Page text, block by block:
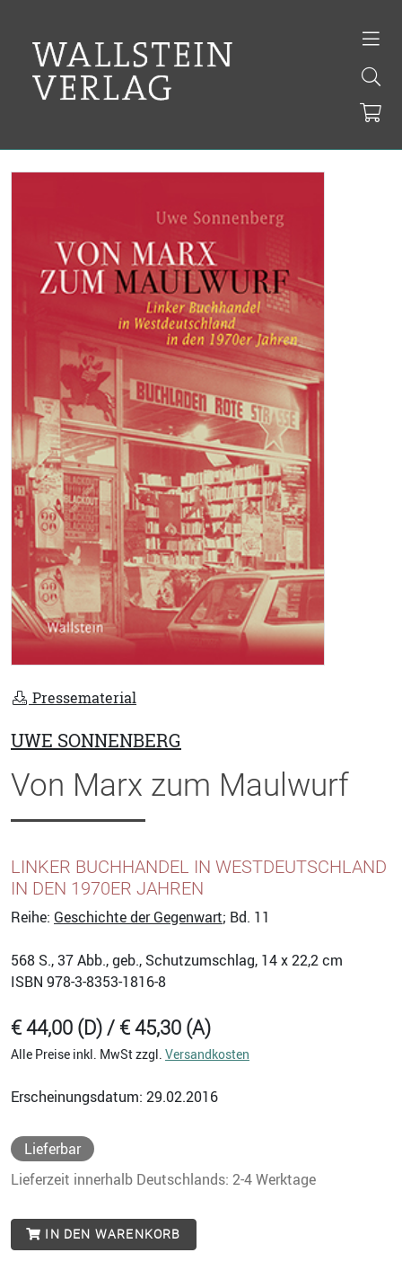
Pressematerial
UWE SONNENBERG
Von Marx zum Maulwurf
LINKER BUCHHANDEL IN WESTDEUTSCHLAND
IN DEN 1970ER JAHREN
Reihe: Geschichte der Gegenwart; Bd. 11
568 S., 37 Abb., geb., Schutzumschlag, 14 x 22,2 cm
ISBN 978-3-8353-1816-8
€ 44,00 (D) / € 45,30 (A)
Alle Preise inkl. MwSt zzgl. Versandkosten
Erscheinungsdatum: 29.02.2016
Lieferbar
Lieferzeit innerhalb Deutschlands: 2-4 Werktage
IN DEN WARENKORB